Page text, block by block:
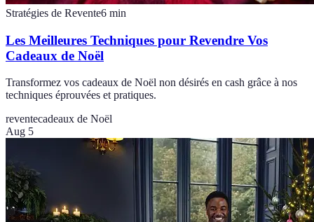
Stratégies de Revente6 min
Les Meilleures Techniques pour Revendre Vos
Cadeaux de Noël
Transformez vos cadeaux de Noël non désirés en cash grâce à nos
techniques éprouvées et pratiques.
reventecadeaux de Noël
Aug 5